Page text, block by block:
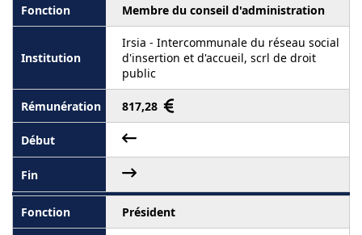
Membre du conseil d'administration
Irsia - Intercommunale du réseau social
d'insertion et d'accueil, scrl de droit
public
817,28
Président